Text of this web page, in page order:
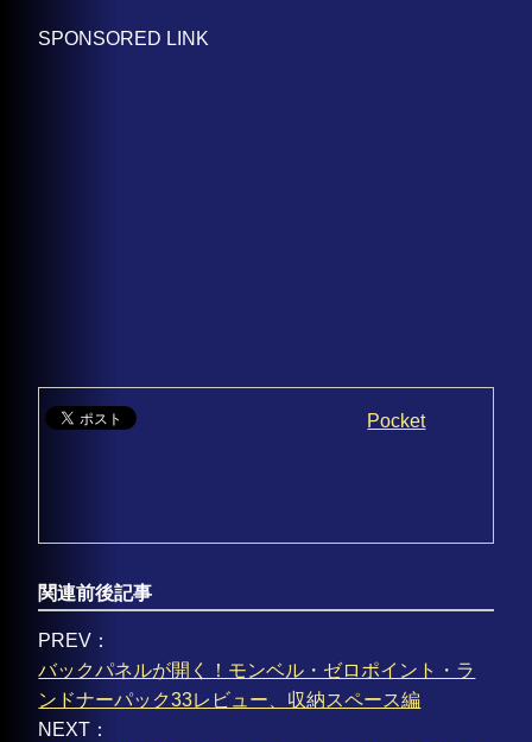
SPONSORED LINK
Pocket
関連前後記事
PREV：
バックパネルが開く！モンベル・ゼロポイント・ラ
ンドナーパック33レビュー、収納スペース編
NEXT：